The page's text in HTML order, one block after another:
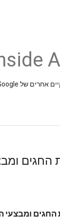
החגים ומבצעי